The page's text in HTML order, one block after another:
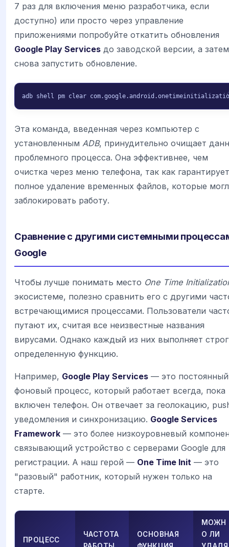
7 раз для включения меню разработчика, если
доступно) или просто через управление
приложениями попробуйте откатить обновления
Google Play Services до заводской версии, а затем
снова запустить обновление.
adb shell pm clear
Эта команда, введенная через компьютер с
установленным ADB, принудительно очищает
проблемного процесса. Она эффективнее, чем
очистка через меню телефона, так как гарантирует
полное удаление временных файлов, которые
заблокировать работу.
Сравнение с другими системными
Google
Чтобы лучше понимать место One Time
экосистеме, полезно сравнить его с другими
встречающимися процессами. Пользователи
путают их, считая все неизвестные названия
вирусами. Однако каждый из них выполняет
определенную функцию.
Например, Google Play Services — это постоянный
фоновый процесс, который работает всегда, пока
включен телефон. Он отвечает за геолокацию,
уведомления и синхронизацию. Google Services
Framework — это более низкоуровневый
связывающий устройство с серверами Google для
регистрации. А наш герой — One Time Init — это
"разовый" работник, который нужен только на
старте.
ПРОЦЕСС
ЧАСТОТА
ОСНОВНАЯ
МОЖН
О ЛИ